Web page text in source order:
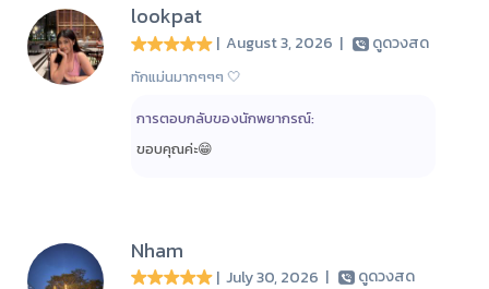
lookpat
| August 3, 2026 | ดูดวงสด
ทักแม่นมากๆๆๆ 🤍
การตอบกลับของนักพยากรณ์:
ขอบคุณค่ะ😁
Nham
| July 30, 2026 | ดูดวงสด